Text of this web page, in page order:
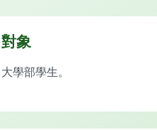
對象
大學部學生。